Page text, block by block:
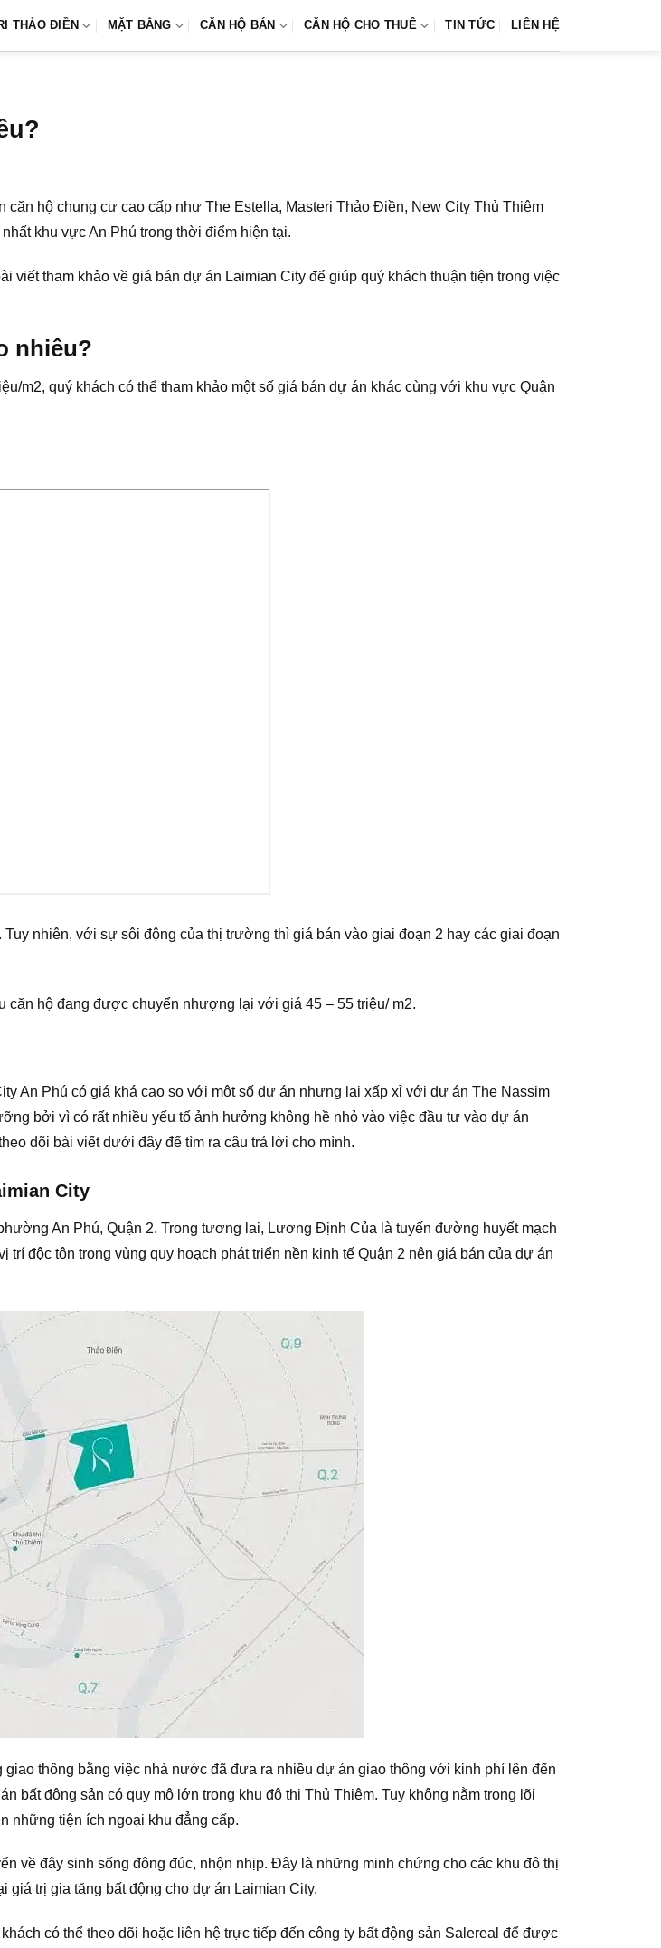
THẢO ĐIỀN MẶT BẰNG CĂN HỘ BÁN CĂN HỘ CHO THUÊ TIN TỨC LIÊN HỆ
hộ chung cư cao cấp như The Estella, Masteri Thảo Điền, New City Thủ Thiêm
khu vực An Phú trong thời điểm hiện tại.
viết tham khảo về giá bán dự án Laimian City để giúp quý khách thuận tiện trong việc
nhiêu?
m2, quý khách có thể tham khảo một số giá bán dự án khác cùng với khu vực Quận
nhiên, với sự sôi động của thị trường thì giá bán vào giai đoạn 2 hay các giai đoạn
hộ đang được chuyển nhượng lại với giá 45 – 55 triệu/ m2.
An Phú có giá khá cao so với một số dự án nhưng lại xấp xỉ với dự án The Nassim
bởi vì có rất nhiều yếu tố ảnh hưởng không hề nhỏ vào việc đầu tư vào dự án
dõi bài viết dưới đây để tìm ra câu trả lời cho mình.
City
An Phú, Quận 2. Trong tương lai, Lương Định Của là tuyến đường huyết mạch
độc tôn trong vùng quy hoạch phát triển nền kinh tế Quận 2 nên giá bán của dự án
thông bằng việc nhà nước đã đưa ra nhiều dự án giao thông với kinh phí lên đến
bất động sản có quy mô lớn trong khu đô thị Thủ Thiêm. Tuy không nằm trong lõi
những tiện ích ngoại khu đẳng cấp.
về đây sinh sống đông đúc, nhộn nhịp. Đây là những minh chứng cho các khu đô thị
trị gia tăng bất động cho dự án Laimian City.
có thể theo dõi hoặc liên hệ trực tiếp đến công ty bất động sản Salereal để được